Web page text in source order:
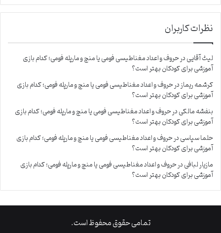
نظرات کاربران
لیث آقاییدرحروف و اعداد مغناطیسی فومی یا منچ و مارپله فومی؛ کدام بازی
آموزشی برای کودکان بهتر است؟
کرشمه ریمازدرحروف و اعداد مغناطیسی فومی یا منچ و مارپله فومی؛ کدام بازی
آموزشی برای کودکان بهتر است؟
بنفشه مالکیدرحروف و اعداد مغناطیسی فومی یا منچ و مارپله فومی؛ کدام بازی
آموزشی برای کودکان بهتر است؟
حلما سپاسیدرحروف و اعداد مغناطیسی فومی یا منچ و مارپله فومی؛ کدام بازی
آموزشی برای کودکان بهتر است؟
مازیار لبافیدرحروف و اعداد مغناطیسی فومی یا منچ و مارپله فومی؛ کدام بازی
آموزشی برای کودکان بهتر است؟
تمامی حقوق محفوظ است.